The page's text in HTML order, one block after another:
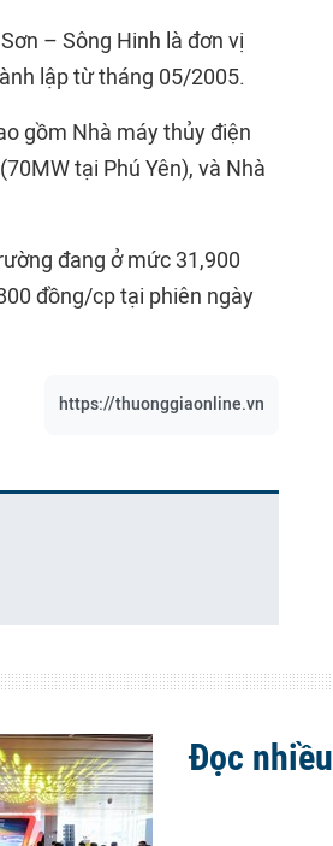
– Sông Hinh là đơn vị
lập từ tháng 05/2005.
gồm Nhà máy thủy điện
tại Phú Yên), và Nhà
đang ở mức 31,900
đồng/cp tại phiên ngày
https://thuonggiaonline.vn
Đọc nhiều